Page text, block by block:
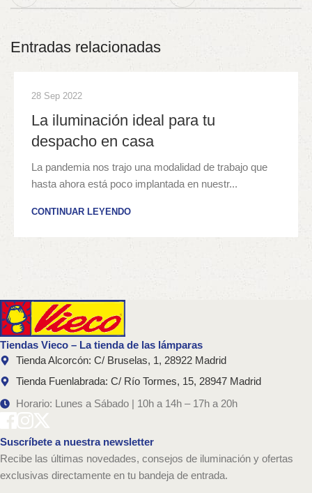
Entradas relacionadas
28 Sep 2022
La iluminación ideal para tu
despacho en casa
La pandemia nos trajo una modalidad de trabajo que
hasta ahora está poco implantada en nuestr...
CONTINUAR LEYENDO
Tiendas Vieco – La tienda de las lámparas
Tienda Alcorcón: C/ Bruselas, 1, 28922 Madrid
Tienda Fuenlabrada: C/ Río Tormes, 15, 28947 Madrid
Horario: Lunes a Sábado | 10h a 14h – 17h a 20h
Suscríbete a nuestra newsletter
Recibe las últimas novedades, consejos de iluminación y ofertas
exclusivas directamente en tu bandeja de entrada.